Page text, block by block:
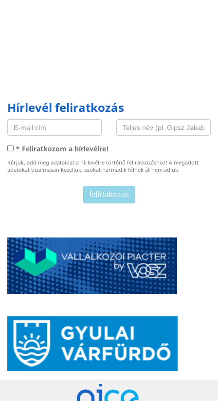
Hírlevél feliratkozás
* Feliratkozom a hírlevélre!
Kérjük, add meg adataidat a hírlevélre történő feliratkozáshoz! A megadott
adatokat bizalmasan kezeljük, azokat harmadik félnek át nem adjuk.